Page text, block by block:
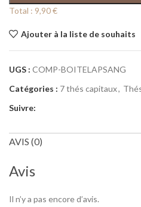
Total : 9,90 €
Ajouter à la liste de souhaits
UGS : COMP-BOITELAPSANG
Catégories : 7 thés capitaux,
Suivre:
AVIS (0)
Avis
Il n’y a pas encore d’avis.